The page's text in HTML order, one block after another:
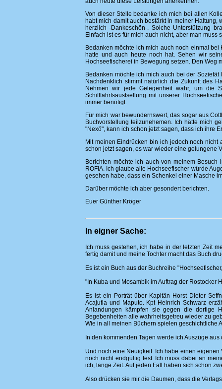
Von dieser Stelle bedanke ich mich bei allen
habt mich damit auch bestärkt in meiner
herzlich -Dankeschön-. Solche Unterstützung
Einfach ist es für mich auch nicht, aber man
Bedanken möchte ich mich auch noch einmal
hatte und auch heute noch hat. Sehen wir
Hochseefischerei in Bewegung setzen. Den Weg
Bedanken möchte ich mich auch bei der
Nachdenklich stimmt natürlich die Zukunft des
Nehmen wir jede Gelegenheit wahr, um die
Schifffahrtsaustsellung mit unserer
immer benötigt.
Für mich war bewundernswert, das sogar aus
Buchvorstellung teilzunehemen. Ich hätte mich
"Nexö", kann ich schon jetzt sagen, dass ich ihre
Mit meinen Eindrücken bin ich jedoch noch nicht
schon jetzt sagen, es war wieder eine gelungene
Berichten möchte ich auch von meinem
ROFIA. Ich glaube alle Hochseefischer würde
gesehen habe, dass ein Schenkel einer Masche
Darüber möchte ich aber gesondert berichten.
Euer Günther Kröger
In eigner Sache:
Ich muss gestehen, ich habe in der letzten Zeit
fertig damit und meine Tochter macht das Buch
Es ist ein Buch aus der Buchreihe
"In Kuba und Mosambik im Auftrag der Rostocker
Es ist ein Porträt über Kapitän Horst Dieter
Acajutla und Maputo. Kpt Heinrich Schwarz
Anlandungen kämpfen sie gegen die dortige
Begebenheiten alle wahrheitsgetreu wieder zu
Wie in all meinen Büchern spielen geschichtliche
In den kommenden Tagen werde ich Auszüge
Und noch eine Neuigkeit. Ich habe einen
noch nicht endgültig fest. Ich muss dabei an
ich, lange Zeit. Auf jeden Fall haben sich schon
Also drücken sie mir die Daumen, dass die